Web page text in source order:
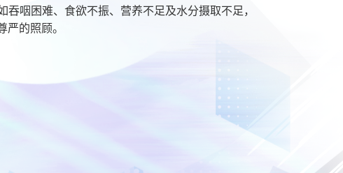
咽困难、食欲不振、营养不足及水分摄取不足，
的照顾。